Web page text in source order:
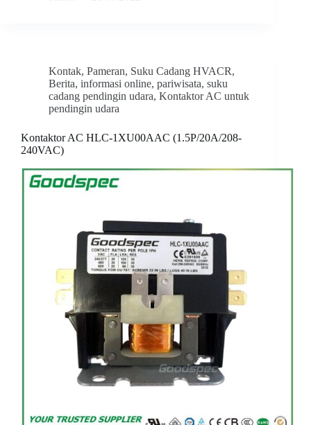
Kontak, Pameran, Suku Cadang HVACR,
Berita, informasi online, pariwisata, suku
cadang pendingin udara, Kontaktor AC untuk
pendingin udara
Kontaktor AC HLC-1XU00AAC (1.5P/20A/208-
240VAC)